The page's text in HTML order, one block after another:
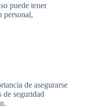
puede tener
personal,
de asegurarse
de seguridad